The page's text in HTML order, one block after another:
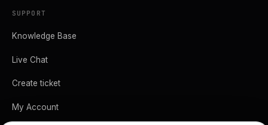
SUPPORT
Knowledge Base
Live Chat
Create ticket
My Account